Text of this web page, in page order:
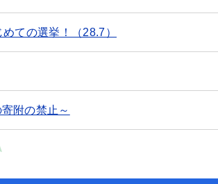
ての選挙！（28.7）
附の禁止～